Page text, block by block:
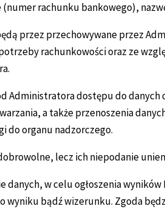
rachunku bankowego),
przez przechowywane przez
rachunkowości oraz ze
Administratora dostępu do
a także przenoszenia
do organu nadzorczego.
lecz ich niepodanie
danych, w celu ogłoszenia
bądź wizerunku. Zgoda